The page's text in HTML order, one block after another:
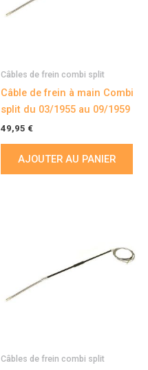
Câbles de frein combi split
Câble de frein à main Combi
split du 03/1955 au 09/1959
49,95 €
AJOUTER AU PANIER
Câbles de frein combi split